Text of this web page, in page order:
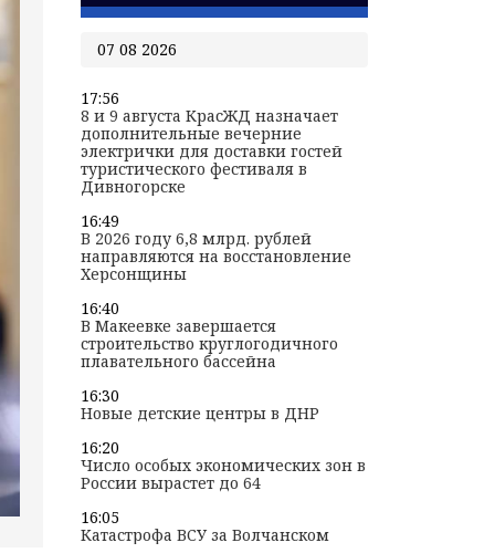
07 08 2026
17:56
8 и 9 августа КрасЖД назначает
дополнительные вечерние
электрички для доставки гостей
туристического фестиваля в
Дивногорске
16:49
В 2026 году 6,8 млрд. рублей
направляются на восстановление
Херсонщины
16:40
В Макеевке завершается
строительство круглогодичного
плавательного бассейна
16:30
Новые детские центры в ДНР
16:20
Число особых экономических зон в
России вырастет до 64
16:05
Катастрофа ВСУ за Волчанском